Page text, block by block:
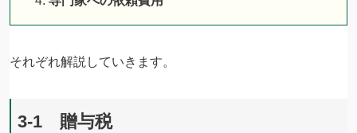
それぞれ解説していきます。
3-1 贈与税